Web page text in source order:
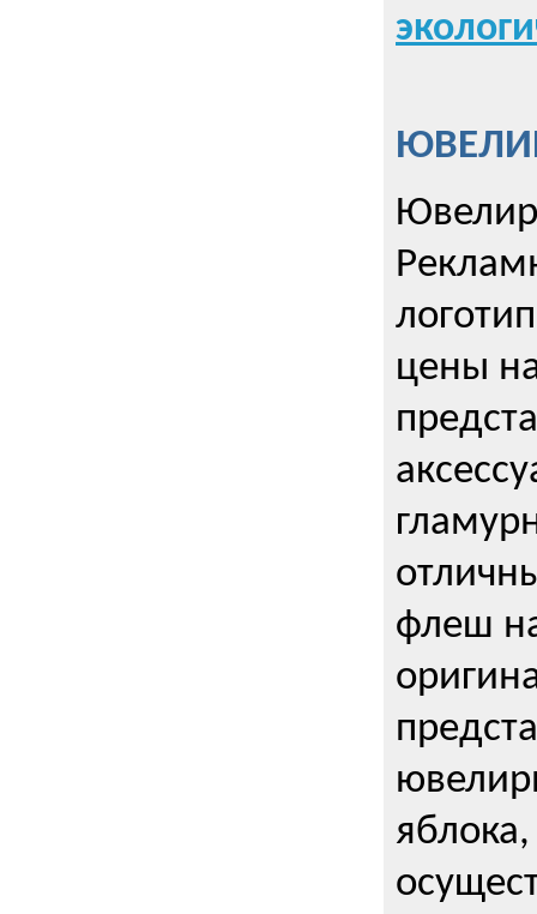
цены
флеш